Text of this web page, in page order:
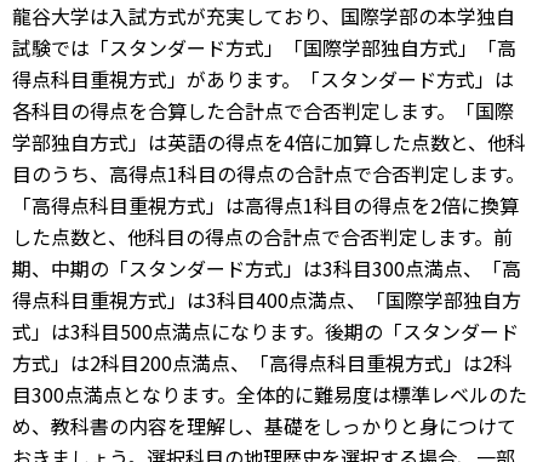
龍谷大学は入試方式が充実しており、国際学部の本学独自
試験では「スタンダード方式」「国際学部独自方式」「高
得点科目重視方式」があります。「スタンダード方式」は
各科目の得点を合算した合計点で合否判定します。「国際
学部独自方式」は英語の得点を4倍に加算した点数と、他科
目のうち、高得点1科目の得点の合計点で合否判定します。
「高得点科目重視方式」は高得点1科目の得点を2倍に換算
した点数と、他科目の得点の合計点で合否判定します。前
期、中期の「スタンダード方式」は3科目300点満点、「高
得点科目重視方式」は3科目400点満点、「国際学部独自方
式」は3科目500点満点になります。後期の「スタンダード
方式」は2科目200点満点、「高得点科目重視方式」は2科
目300点満点となります。全体的に難易度は標準レベルのた
め、教科書の内容を理解し、基礎をしっかりと身につけて